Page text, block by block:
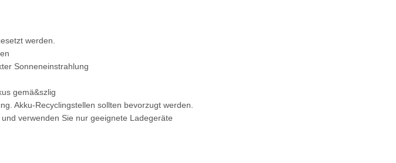
werden.
Sonneneinstrahlung
gemä&szlig
Akku-Recyclingstellen sollten bevorzugt werden.
verwenden Sie nur geeignete Ladegeräte